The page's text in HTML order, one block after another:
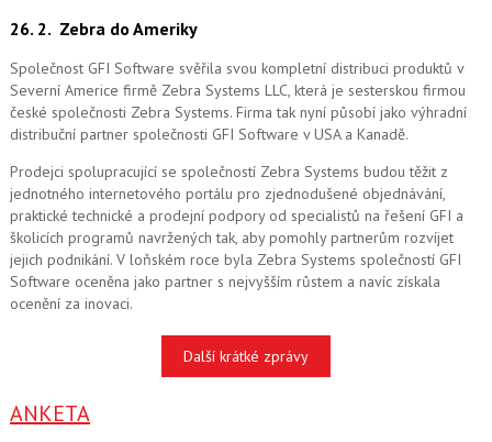
26. 2. Zebra do Ameriky
Společnost GFI Software svěřila svou kompletní distribuci produktů v
Severní Americe firmě Zebra Systems LLC, která je sesterskou firmou
české společnosti Zebra Systems. Firma tak nyní působí jako výhradní
distribuční partner společnosti GFI Software v USA a Kanadě.
Prodejci spolupracující se společností Zebra Systems budou těžit z
jednotného internetového portálu pro zjednodušené objednávání,
praktické technické a prodejní podpory od specialistů na řešení GFI a
školicích programů navržených tak, aby pomohly partnerům rozvíjet
jejich podnikání. V loňském roce byla Zebra Systems společností GFI
Software oceněna jako partner s nejvyšším růstem a navíc získala
ocenění za inovaci.
Další krátké zprávy
ANKETA